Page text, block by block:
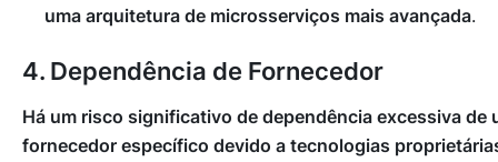
uma arquitetura de microsserviços mais avançada.
4. Dependência de Fornecedor
Há um risco significativo de dependência excessiva de
fornecedor específico devido a tecnologias